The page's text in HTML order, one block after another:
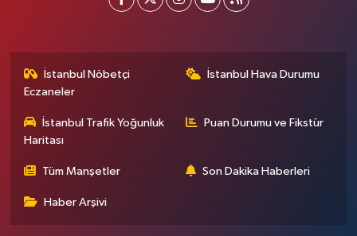
İstanbul Nöbetçi
Eczaneler
İstanbul Hava Durumu
İstanbul Trafik Yoğunluk
Haritası
Puan Durumu ve Fikstür
Tüm Manşetler Son Dakika Haberleri
Haber Arşivi